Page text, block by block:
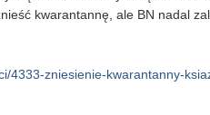
kwarantannę, ale BN nadal
4333-zniesienie-kwarantanny-